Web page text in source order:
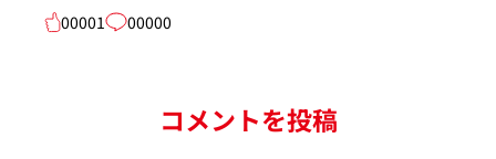
00001
00000
コメントを投稿